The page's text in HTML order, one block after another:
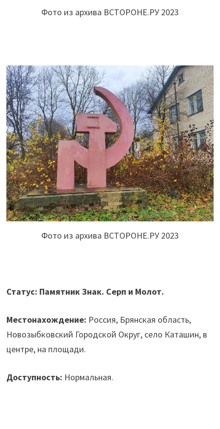
Фото из архива ВСТОРОНЕ.РУ 2023
Фото из архива ВСТОРОНЕ.РУ 2023
Статус: Памятник Знак. Серп и Молот.
Местонахождение: Россия, Брянская область,
Новозыбковский Городской Округ, село Каташин, в
центре, на площади.
Доступность: Нормальная.